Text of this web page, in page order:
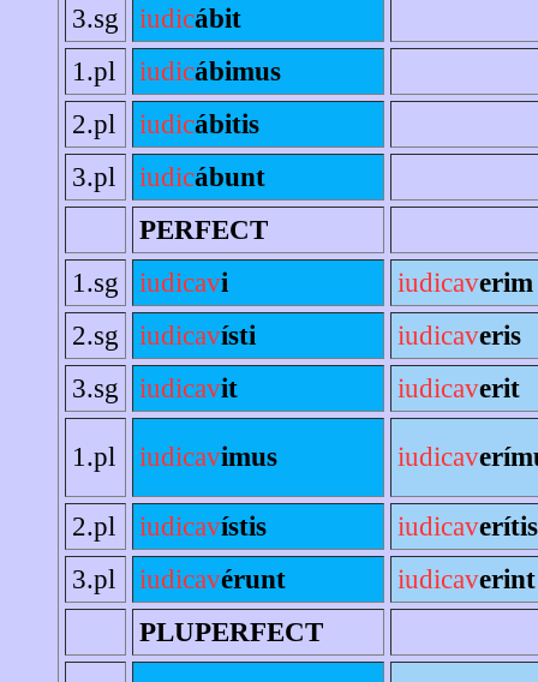
3.sg
iudicábit
1.pl
iudicábimus
2.pl
iudicábitis
3.pl
iudicábunt
PERFECT
1.sg
iudicavi iudicaverim
2.sg
iudicavísti iudicaveris
3.sg
iudicavit iudicaverit
1.pl iudicavimus iudicav
2.pl iudicavístis iudicaverítis
3.pl
iudicavérunt iudicaverint
PLUPERFECT